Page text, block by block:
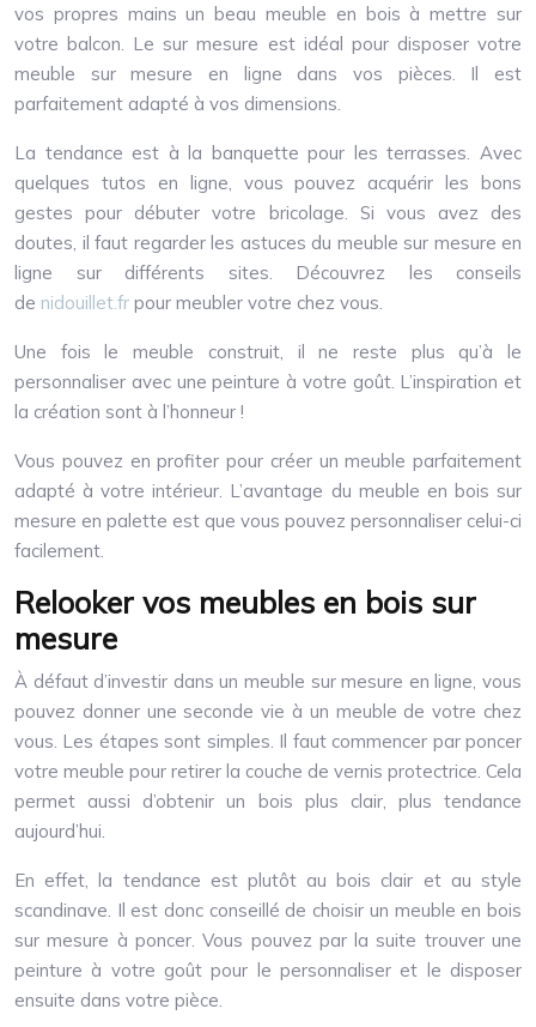
vos propres mains un beau meuble en bois à mettre sur
votre balcon. Le sur mesure est idéal pour disposer votre
meuble sur mesure en ligne dans vos pièces. Il est
parfaitement adapté à vos dimensions.
La tendance est à la banquette pour les terrasses. Avec
quelques tutos en ligne, vous pouvez acquérir les bons
gestes pour débuter votre bricolage. Si vous avez des
doutes, il faut regarder les astuces du meuble sur mesure en
ligne sur différents sites. Découvrez les conseils
de nidouillet.fr pour meubler votre chez vous.
Une fois le meuble construit, il ne reste plus qu’à le
personnaliser avec une peinture à votre goût. L’inspiration et
la création sont à l’honneur !
Vous pouvez en profiter pour créer un meuble parfaitement
adapté à votre intérieur. L’avantage du meuble en bois sur
mesure en palette est que vous pouvez personnaliser celui-ci
facilement.
Relooker vos meubles en bois sur
mesure
À défaut d’investir dans un meuble sur mesure en ligne, vous
pouvez donner une seconde vie à un meuble de votre chez
vous. Les étapes sont simples. Il faut commencer par poncer
votre meuble pour retirer la couche de vernis protectrice. Cela
permet aussi d’obtenir un bois plus clair, plus tendance
aujourd’hui.
En effet, la tendance est plutôt au bois clair et au style
scandinave. Il est donc conseillé de choisir un meuble en bois
sur mesure à poncer. Vous pouvez par la suite trouver une
peinture à votre goût pour le personnaliser et le disposer
ensuite dans votre pièce.